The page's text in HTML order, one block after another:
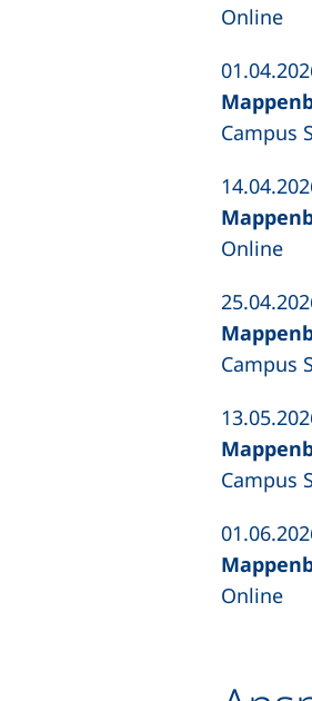
Online
Campus
Online
Campus
Campus
Online